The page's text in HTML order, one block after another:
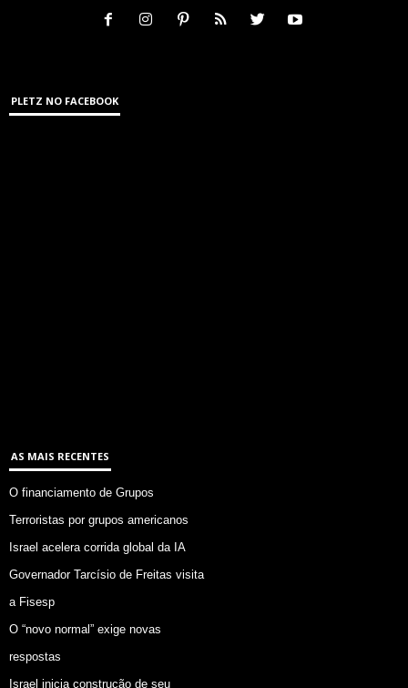
PLETZ NO FACEBOOK
AS MAIS RECENTES
O financiamento de Grupos
Terroristas por grupos americanos
Israel acelera corrida global da IA
Governador Tarcísio de Freitas visita
a Fisesp
O “novo normal” exige novas
respostas
Israel inicia construção de seu